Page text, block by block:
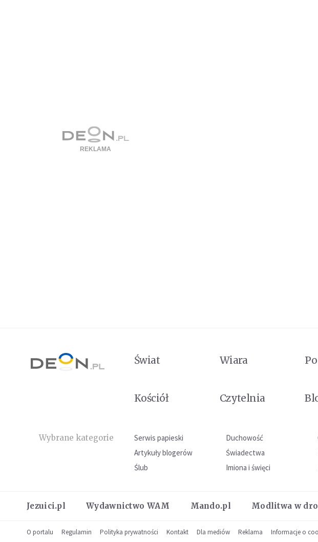
Świat Wiara
Kościół
Czytelnia
Wybrane kategorie Serwis papieski Duchowość
Artykuły blogerów
Świadectwa
Ślub
Imiona i święci
Jezuici.pl Wydawnictwo WAM Mando.pl Modlitwa w
O portalu Regulamin Polityka prywatności Kontakt Dla mediów Reklama Informacje o